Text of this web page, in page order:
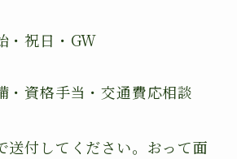
・祝日・GW
・資格手当・交通費応相談
送付してください。おって面